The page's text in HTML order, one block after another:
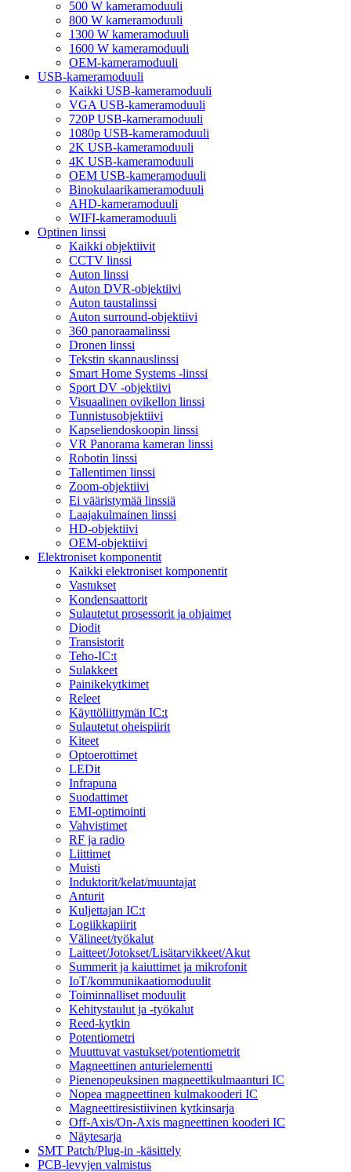
500 W kameramoduuli
800 W kameramoduuli
1300 W kameramoduuli
1600 W kameramoduuli
OEM-kameramoduuli
USB-kameramoduuli
Kaikki USB-kameramoduuli
VGA USB-kameramoduuli
720P USB-kameramoduuli
1080p USB-kameramoduuli
2K USB-kameramoduuli
4K USB-kameramoduuli
OEM USB-kameramoduuli
Binokulaarikameramoduuli
AHD-kameramoduuli
WIFI-kameramoduuli
Optinen linssi
Kaikki objektiivit
CCTV linssi
Auton linssi
Auton DVR-objektiivi
Auton taustalinssi
Auton surround-objektiivi
360 panoraamalinssi
Dronen linssi
Tekstin skannauslinssi
Smart Home Systems -linssi
Sport DV -objektiivi
Visuaalinen ovikellon linssi
Tunnistusobjektiivi
Kapseliendoskoopin linssi
VR Panorama kameran linssi
Robotin linssi
Tallentimen linssi
Zoom-objektiivi
Ei vääristymää linssiä
Laajakulmainen linssi
HD-objektiivi
OEM-objektiivi
Elektroniset komponentit
Kaikki elektroniset komponentit
Vastukset
Kondensaattorit
Sulautetut prosessorit ja ohjaimet
Diodit
Transistorit
Teho-IC:t
Sulakkeet
Painikekytkimet
Releet
Käyttöliittymän IC:t
Sulautetut oheispiirit
Kiteet
Optoerottimet
LEDit
Infrapuna
Suodattimet
EMI-optimointi
Vahvistimet
RF ja radio
Liittimet
Muisti
Induktorit/kelat/muuntajat
Anturit
Kuljettajan IC:t
Logiikkapiirit
Välineet/työkalut
Laitteet/Jotokset/Lisätarvikkeet/Akut
Summerit ja kaiuttimet ja mikrofonit
IoT/kommunikaatiomoduulit
Toiminnalliset moduulit
Kehitystaulut ja -työkalut
Reed-kytkin
Potentiometri
Muuttuvat vastukset/potentiometrit
Magneettinen anturielementti
Pienenopeuksinen magneettikulmaanturi IC
Nopea magneettinen kulmakooderi IC
Magneettiresistiivinen kytkinsarja
Off-Axis/On-Axis magneettinen kooderi IC
Näytesarja
SMT Patch/Plug-in -käsittely
PCB-levyjen valmistus